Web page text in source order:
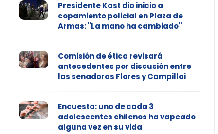
Presidente Kast dio inicio a
copamiento policial en Plaza de
Armas: "La mano ha cambiado"
Comisión de ética revisará
antecedentes por discusión entre
las senadoras Flores y Campillai
Encuesta: uno de cada 3
adolescentes chilenos ha vapeado
alguna vez en su vida